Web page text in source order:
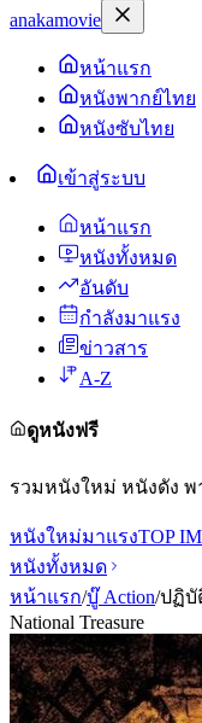
anakamovie
หน้าแรก
หนังพากย์ไทย
หนังซับไทย
เข้าสู่ระบบ
หน้าแรก
หนังทั้งหมด
อันดับ
กำลังมาแรง
ข่าวสาร
A-Z
ดูหนังฟรี
รวมหนังใหม่ หนังดัง
หนังใหม่มาแรงTOP
หนังทั้งหมด
หน้าแรก/บู๊ Action/ปฏิบั
National Treasure